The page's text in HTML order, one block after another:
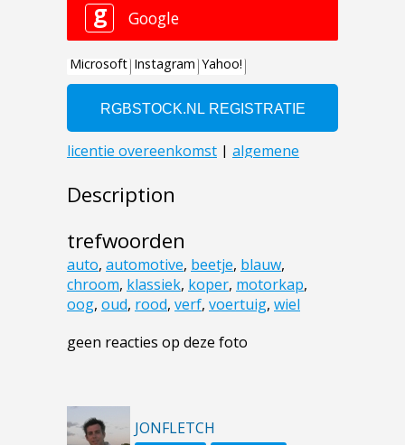
Description
trefwoorden
auto, automotive, beetje, blauw,
chroom, klassiek, koper, motorkap,
oog, oud, rood, verf, voertuig, wiel
geen reacties op deze foto
JONFLETCH